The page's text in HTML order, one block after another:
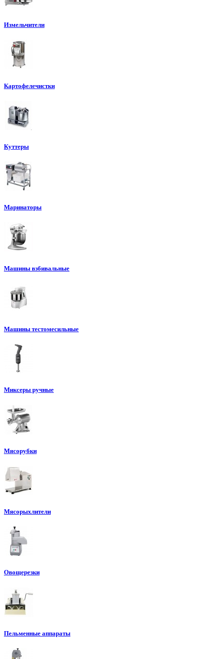
Измельчители
Картофелечистки
Куттеры
Маринаторы
Машины взбивальные
Машины тестомесильные
Миксеры ручные
Мясорубки
Мясорыхлители
Овощерезки
Пельменные аппараты